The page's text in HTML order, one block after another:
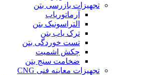
تجهیزات بازرسی بتن
آرماتوریاب
التراسونیک بتن
ترک یاب بتن
تست خوردگی بتن
چکش اشمیت
ضخامت سنج بتن
تجهیزات معاینه فنی CNG